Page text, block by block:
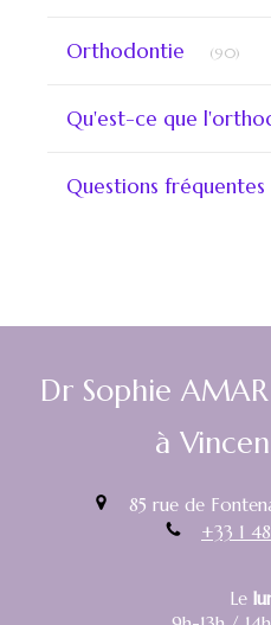
Orthodontie (90)
Qu'est-ce que
Questions
Dr Sophie
à
85 rue de
+33 1
Le